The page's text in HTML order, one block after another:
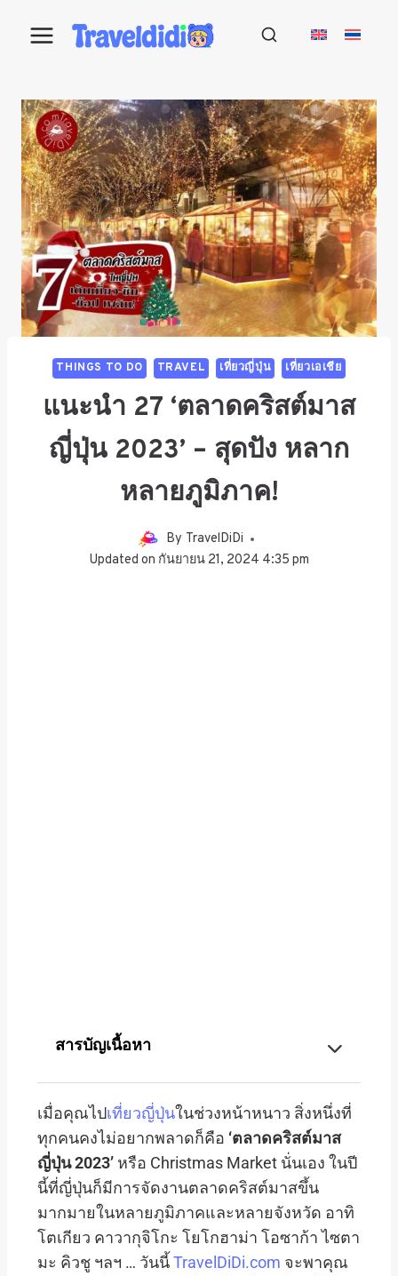
THINGS TO DO TRAVEL เที่ยวญี่ปุ่น เที่ยวเอเชีย
แนะนำ 27 ‘ตลาดคริสต์มาส
ญี่ปุ่น 2023’ – สุดปัง หลาก
หลายภูมิภาค!
By TravelDiDi
Updated on กันยายน 21, 2024 4:35 pm
สารบัญเนื้อหา
เมื่อคุณไปเที่ยวญี่ปุ่นในช่วงหน้าหนาว สิ่งหนึ่งที่
ทุกคนคงไม่อยากพลาดก็คือ ‘ตลาดคริสต์มาส
ญี่ปุ่น 2023’ หรือ Christmas Market นั่นเอง ในปี
นี้ที่ญี่ปุ่นก็มีการจัดงานตลาดคริสต์มาสขึ้น
มากมายในหลายภูมิภาคและหลายจังหวัด อาทิ
โตเกียว คาวากุจิโกะ โยโกฮาม่า โอซาก้า ไซตา
มะ คิวชู ฯลฯ … วันนี้TravelDiDi.com จะพาคุณ